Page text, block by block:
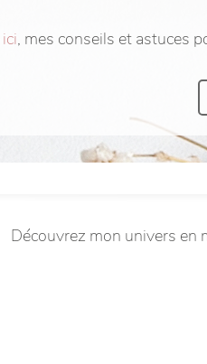
ici, mes conseils et astuces
Découvrez mon univers en